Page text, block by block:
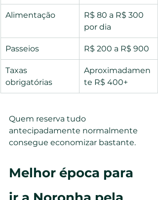
Alimentação
R$ 80 a R$ 300
por dia
Passeios R$ 200 a R$ 900
Taxas
obrigatórias
Aproximadamen
te R$ 400+
Quem reserva tudo
antecipadamente normalmente
consegue economizar bastante.
Melhor época para